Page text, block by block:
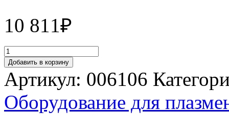
10 811₽
Добавить в корзину
Артикул: 006106
Оборудование для